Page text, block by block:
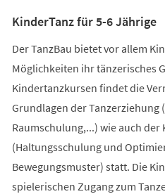
KinderTanz für 5-6 Jährige
Der TanzBau bietet vor allem
Möglichkeiten ihr tänzerisches
Kindertanzkursen findet die
Grundlagen der Tanzerziehung
Raumschulung,...) wie auch
(Haltungsschulung und
Bewegungsmuster) statt. Die
spielerischen Zugang zum